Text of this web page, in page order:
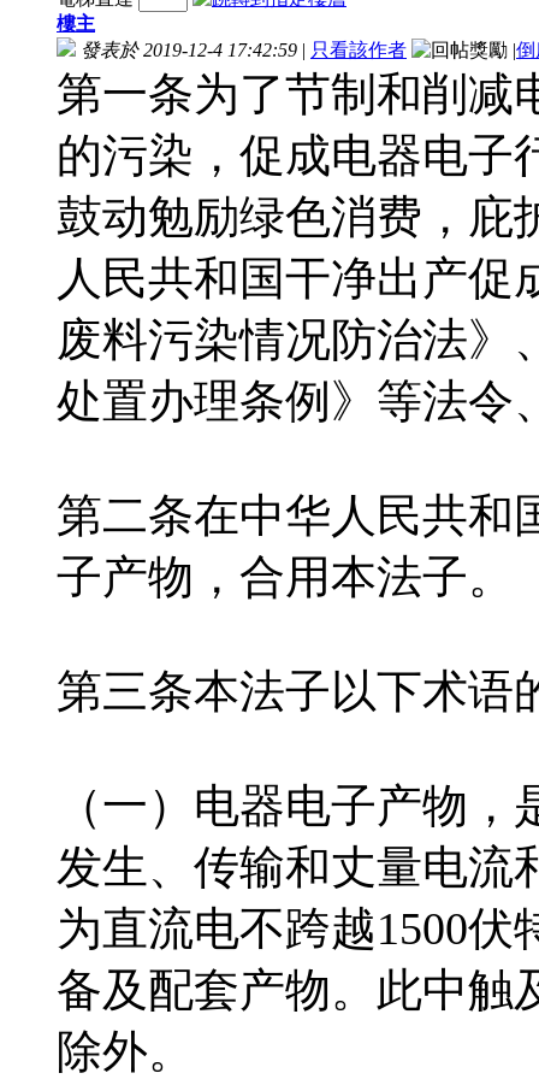
樓主
發表於 2019-12-4 17:42:59 | 只看該作者 |倒
第一条为了节制和削减
的污染，促成电器电子
鼓动勉励绿色消费，庇
人民共和国干净出产促
废料污染情况防治法》
处置办理条例》等法令
第二条在中华人民共和
子产物，合用本法子。
第三条本法子以下术语
（一）电器电子产物
发生、传输和丈量电流
为直流电不跨越1500伏
备及配套产物。此中触
除外。